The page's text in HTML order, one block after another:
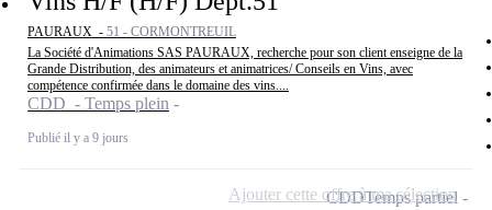
PAURAUX - 51 - CORMONTREUIL
La Société d'Animations SAS PAURAUX, recherche pour son client enseigne de la
Grande Distribution, des animateurs et animatrices/ Conseils en Vins, avec
compétence confirmée dans le domaine des vins....
CDD - Temps plein
Publié il y a 9 jours
CDDTemps partiel
Ajouter cette offre à ma sélection